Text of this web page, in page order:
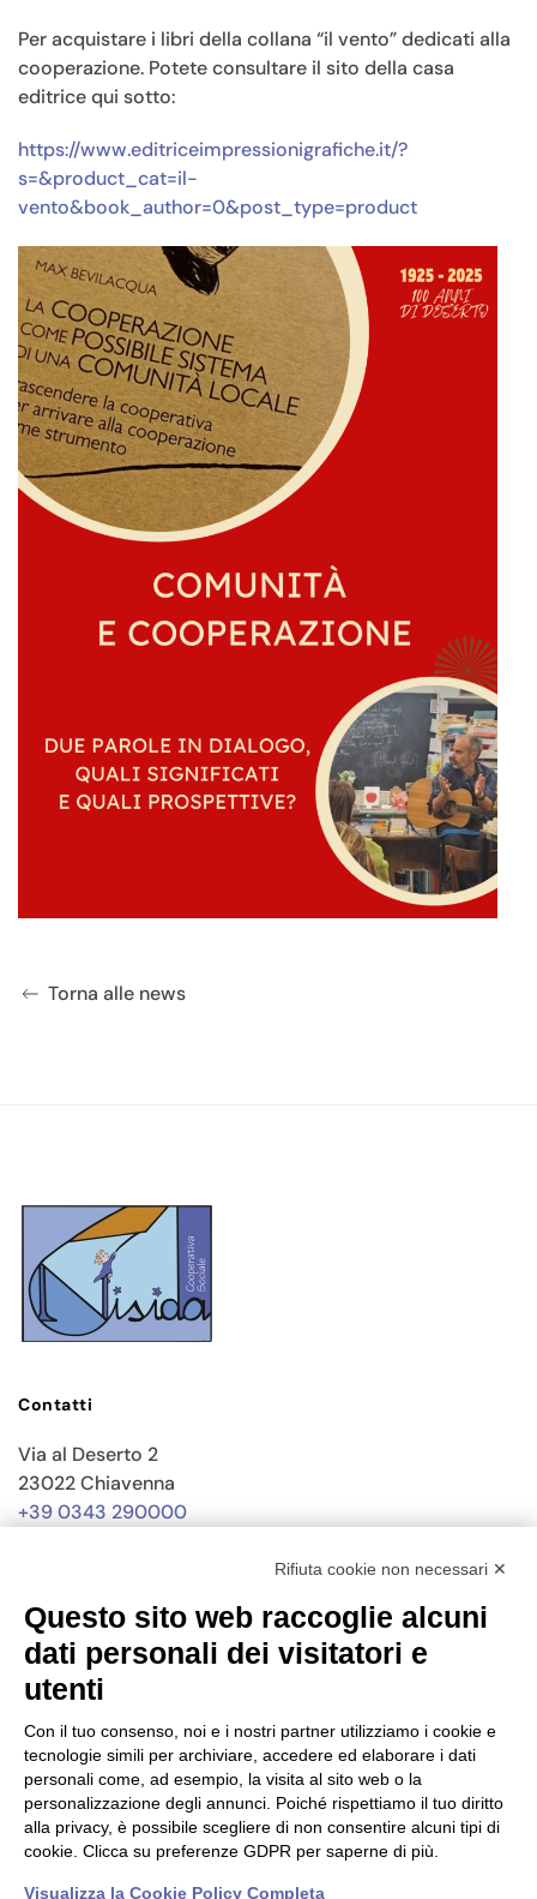
Per acquistare i libri della collana “il vento” dedicati alla
cooperazione. Potete consultare il sito della casa
editrice qui sotto:
https://www.editriceimpressionigrafiche.it/?
s=&product_cat=il-
vento&book_author=0&post_type=product
Torna alle news
Contatti
Via al Deserto 2
23022 Chiavenna
+39 0343 290000
Dati societari
C.F./P.IVA 00619150147
Forma giuridica e qualificazione ai sensi del codice del Terzo
settore Cooperativa Sociale di tipo A.
N° Iscrizione Albo Delle Cooperative A119858
Iscrizione RUNTS 4050 del 21/03/2022
Rifiuta cookie non necessari ✕
Questo sito web raccoglie alcuni
dati personali dei visitatori e
utenti
Con il tuo consenso, noi e i nostri partner utilizziamo i cookie e
tecnologie simili per archiviare, accedere ed elaborare i dati
personali come, ad esempio, la visita al sito web o la
personalizzazione degli annunci. Poiché rispettiamo il tuo diritto
alla privacy, è possibile scegliere di non consentire alcuni tipi di
cookie. Clicca su preferenze GDPR per saperne di più.
Visualizza la Cookie Policy Completa